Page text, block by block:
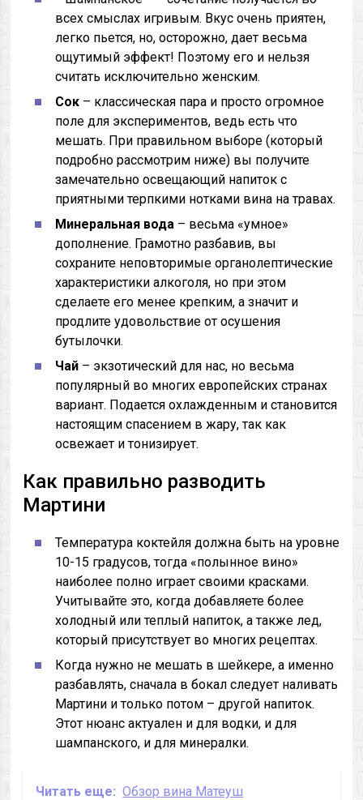
всех смыслах игривым. Вкус очень приятен,
легко пьется, но, осторожно, дает весьма
ощутимый эффект! Поэтому его и нельзя
считать исключительно женским.
Сок – классическая пара и просто огромное
поле для экспериментов, ведь есть что
мешать. При правильном выборе (который
подробно рассмотрим ниже) вы получите
замечательно освещающий напиток с
приятными терпкими нотками вина на травах.
Минеральная вода – весьма «умное»
дополнение. Грамотно разбавив, вы
сохраните неповторимые органолептические
характеристики алкоголя, но при этом
сделаете его менее крепким, а значит и
продлите удовольствие от осушения
бутылочки.
Чай – экзотический для нас, но весьма
популярный во многих европейских странах
вариант. Подается охлажденным и становится
настоящим спасением в жару, так как
освежает и тонизирует.
Как правильно разводить
Мартини
Температура коктейля должна быть на уровне
10-15 градусов, тогда «полынное вино»
наиболее полно играет своими красками.
Учитывайте это, когда добавляете более
холодный или теплый напиток, а также лед,
который присутствует во многих рецептах.
Когда нужно не мешать в шейкере, а именно
разбавлять, сначала в бокал следует наливать
Мартини и только потом – другой напиток.
Этот нюанс актуален и для водки, и для
шампанского, и для минералки.
Читать еще: Обзор вина Матеуш